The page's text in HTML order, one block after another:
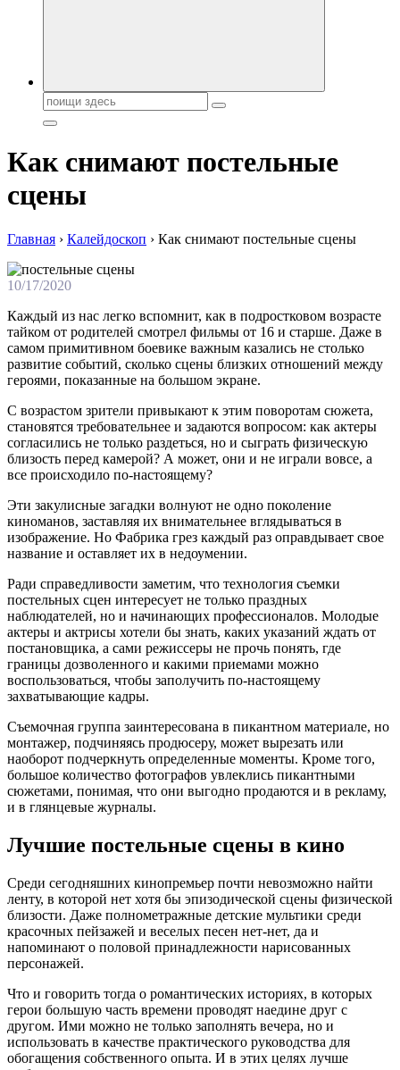
Поиск:
Как снимают постельные
сцены
Главная › Калейдоскоп › Как снимают постельные сцены
10/17/2020
Каждый из нас легко вспомнит, как в подростковом возрасте
тайком от родителей смотрел фильмы от 16 и старше. Даже в
самом примитивном боевике важным казались не столько
развитие событий, сколько сцены близких отношений между
героями, показанные на большом экране.
С возрастом зрители привыкают к этим поворотам сюжета,
становятся требовательнее и задаются вопросом: как актеры
согласились не только раздеться, но и сыграть физическую
близость перед камерой? А может, они и не играли вовсе, а
все происходило по-настоящему?
Эти закулисные загадки волнуют не одно поколение
киноманов, заставляя их внимательнее вглядываться в
изображение. Но Фабрика грез каждый раз оправдывает свое
название и оставляет их в недоумении.
Ради справедливости заметим, что технология съемки
постельных сцен интересует не только праздных
наблюдателей, но и начинающих профессионалов. Молодые
актеры и актрисы хотели бы знать, каких указаний ждать от
постановщика, а сами режиссеры не прочь понять, где
границы дозволенного и какими приемами можно
воспользоваться, чтобы заполучить по-настоящему
захватывающие кадры.
Съемочная группа заинтересована в пикантном материале, но
монтажер, подчиняясь продюсеру, может вырезать или
наоборот подчеркнуть определенные моменты. Кроме того,
большое количество фотографов увлеклись пикантными
сюжетами, понимая, что они выгодно продаются и в рекламу,
и в глянцевые журналы.
Лучшие постельные сцены в кино
Среди сегодняшних кинопремьер почти невозможно найти
ленту, в которой нет хотя бы эпизодической сцены физической
близости. Даже полнометражные детские мультики среди
красочных пейзажей и веселых песен нет-нет, да и
напоминают о половой принадлежности нарисованных
персонажей.
Что и говорить тогда о романтических историях, в которых
герои большую часть времени проводят наедине друг с
другом. Ими можно не только заполнять вечера, но и
использовать в качестве практического руководства для
обогащения собственного опыта. И в этих целях лучше